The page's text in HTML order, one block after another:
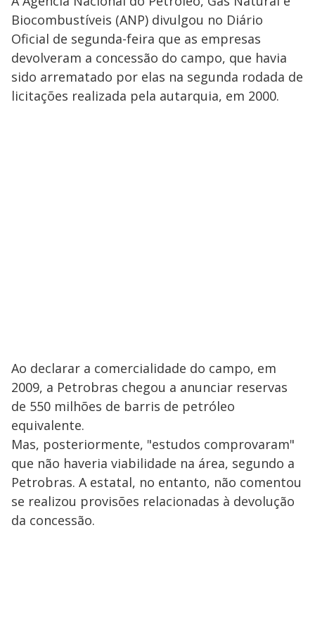
Biocombustíveis (ANP) divulgou no Diário
Oficial de segunda-feira que as empresas
devolveram a concessão do campo, que havia
sido arrematado por elas na segunda rodada de
licitações realizada pela autarquia, em 2000.
Ao declarar a comercialidade do campo, em
2009, a Petrobras chegou a anunciar reservas
de 550 milhões de barris de petróleo
equivalente.
Mas, posteriormente, "estudos comprovaram"
que não haveria viabilidade na área, segundo a
Petrobras. A estatal, no entanto, não comentou
se realizou provisões relacionadas à devolução
da concessão.